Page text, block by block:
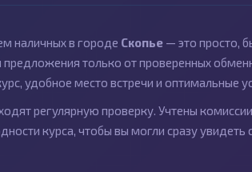
наличных в городе Скопье — это просто,
только от проверенных
удобное место встречи и оптимальные
регулярную проверку. Учтены
курса, чтобы вы могли сразу